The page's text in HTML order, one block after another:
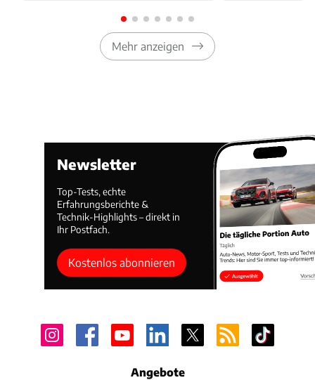
Mehr anzeigen
Newsletter
Top-Tests, echte
Erfahrungsberichte &
Technik-Highlights – direkt in
Ihr Postfach.
Kostenlos abonnieren
Angebote